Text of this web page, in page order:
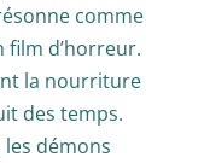
comme
d’horreur.
la nourriture
des temps.
démons